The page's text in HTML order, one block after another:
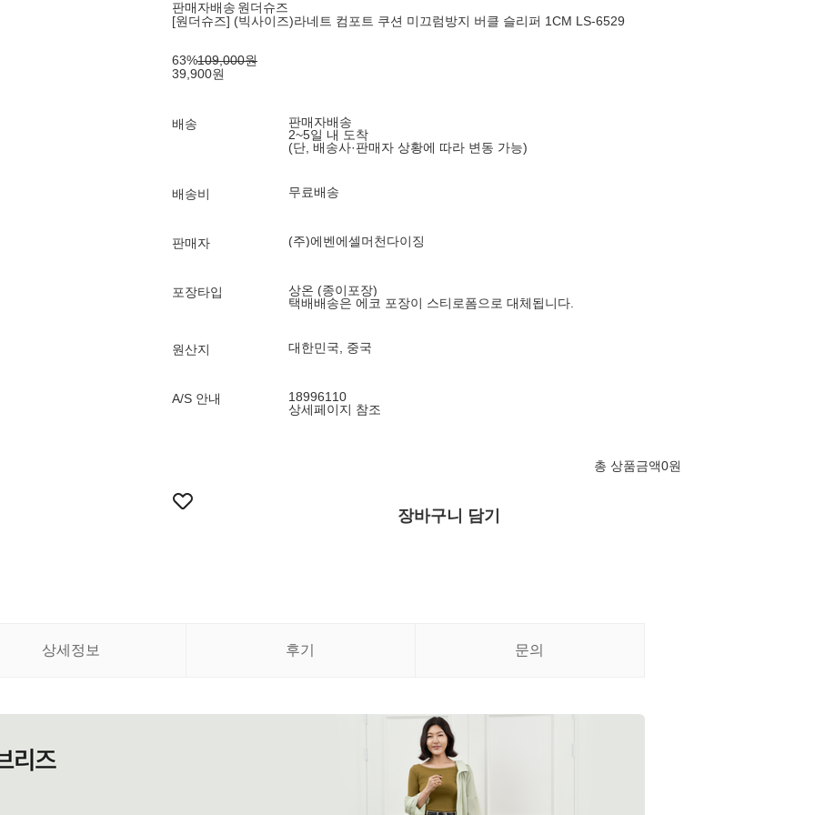
판매자배송 원더슈즈
[원더슈즈] (빅사이즈)라네트 컴포트 쿠션 미끄럼방지 버클 슬리퍼 1CM LS-6529
63%109,000원
39,900원
배송
판매자배송
2~5일 내 도착
(단, 배송사·판매자 상황에 따라 변동 가능)
배송비 무료배송
판매자 (주)에벤에셀머천다이징
포장타입
상온 (종이포장)
택배배송은 에코 포장이 스티로폼으로 대체됩니다.
원산지 대한민국, 중국
A/S 안내
18996110
상세페이지 참조
총 상품금액0원
장바구니 담기
상세정보 후기 문의